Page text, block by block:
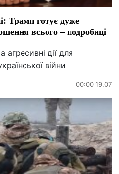
Трамп готує дуже
всього – подробиці
агресивні дії для
війни
00:00 19.07